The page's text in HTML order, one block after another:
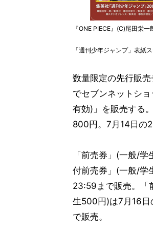
『ONE PIECE』(C)尾田栄一
「週刊少年ジャンプ」表紙
数量限定の先行販
でセブンネットシ
有効)」を販売する
800円。7月14日の
「前売券」(一般/
付前売券」(一般/学
23:59まで販売。「
生500円)は7月16日
で販売。